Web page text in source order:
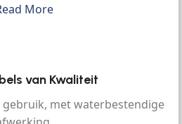
More
van Kwaliteit
met waterbestendige